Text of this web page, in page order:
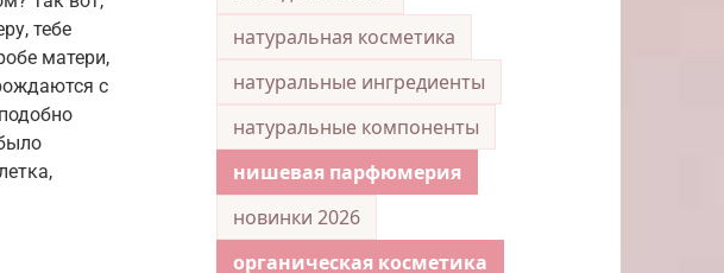
тебе
матери,
с
натуральная косметика
натуральные ингредиенты
натуральные компоненты
нишевая парфюмерия
новинки 2026
органическая косметика